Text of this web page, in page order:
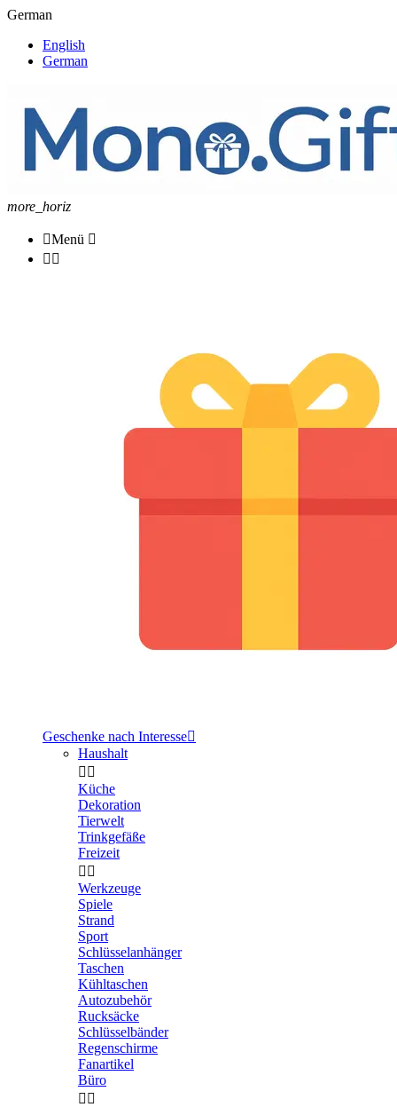
German
English
German
more_horiz
Menü 
 
Geschenke nach Interesse
Haushalt
 
Küche
Dekoration
Tierwelt
Trinkgefäße
Freizeit
 
Werkzeuge
Spiele
Strand
Sport
Schlüsselanhänger
Taschen
Kühltaschen
Autozubehör
Rucksäcke
Schlüsselbänder
Regenschirme
Fanartikel
Büro
 